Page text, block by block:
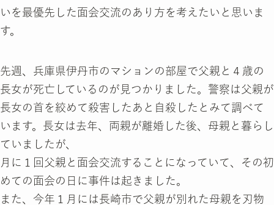
いを最優先した面会交流のあり方を考えたいと思いま
す。
先週、兵庫県伊丹市のマションの部屋で父親と４歳の
長女が死亡しているのが見つかりました。警察は父親が
長女の首を絞めて殺害したあと自殺したとみて調べて
います。長女は去年、両親が離婚した後、母親と暮らし
ていましたが、
月に１回父親と面会交流することになっていて、その初
めての面会の日に事件は起きました。
また、今年１月には長崎市で父親が別れた母親を刃物